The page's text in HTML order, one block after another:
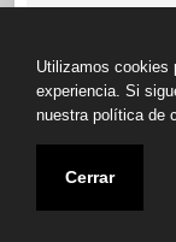
Virgin
Base de
Utilizamos cookies
experiencia. Si
nuestra política de
Cerrar